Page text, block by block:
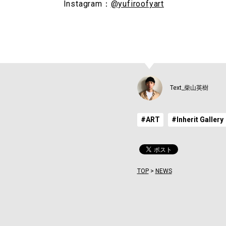
Instagram： @yufiroofyart
Text_柴山英樹
#ART #Inherit Gallery
TOP> NEWS